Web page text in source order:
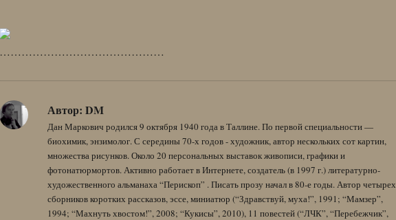
………………………………………
Автор: DM
Дан Маркович родился 9 октября 1940 года в Таллине. По первой специальности —
биохимик, энзимолог. С середины 70-х годов - художник, автор нескольких сот картин,
множества рисунков. Около 20 персональных выставок живописи, графики и
фотонатюрмортов. Активно работает в Интернете, создатель (в 1997 г.) литературно-
художественного альманаха “Перископ” . Писать прозу начал в 80-е годы. Автор четырех
сборников коротких рассказов, эссе, миниатюр (“Здравствуй, муха!”, 1991; “Мамзер”,
1994; “Махнуть хвостом!”, 2008; “Кукисы”, 2010), 11 повестей (“ЛЧК”, “Перебежчик”,